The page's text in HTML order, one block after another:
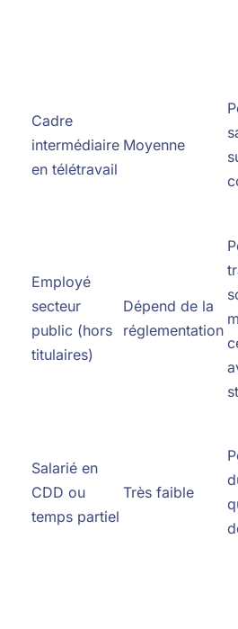
Cadre
intermédiaire
en télétravail
Moyenne
Employé
secteur
public (hors
titulaires)
Dépend de la
réglementation
Salarié en
CDD ou
temps partiel
Très faible